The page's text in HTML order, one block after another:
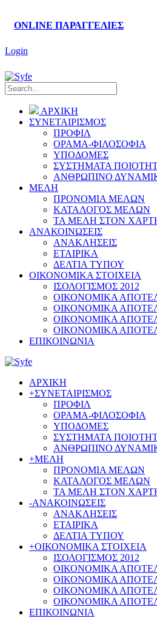
ONLINE ΠΑΡΑΓΓΕΛΙΕΣ
Login
ΑΡΧΙΚΗ
ΣΥΝΕΤΑΙΡΙΣΜΟΣ
ΠΡΟΦΙΛ
ΟΡΑΜΑ-ΦΙΛΟΣΟΦΙΑ
ΥΠΟΔΟΜΕΣ
ΣΥΣΤΗΜΑΤΑ
ΑΝΘΡΩΠΙΝΟ
ΜΕΛΗ
ΠΡΟΝΟΜΙΑ ΜΕΛΩΝ
ΚΑΤΑΛΟΓΟΣ ΜΕΛΩΝ
ΤΑ ΜΕΛΗ ΣΤΟΝ
ΑΝΑΚΟΙΝΩΣΕΙΣ
ΑΝΑΚΛΗΣΕΙΣ
ΕΤΑΙΡΙΚΑ
ΔΕΛΤΙΑ ΤΥΠΟΥ
ΟΙΚΟΝΟΜΙΚΑ ΣΤΟΙΧΕΙΑ
ΙΣΟΛΟΓΙΣΜΟΣ 2012
ΟΙΚΟΝΟΜΙΚΑ
ΟΙΚΟΝΟΜΙΚΑ
ΟΙΚΟΝΟΜΙΚΑ
ΟΙΚΟΝΟΜΙΚΑ
ΕΠΙΚΟΙΝΩΝΙΑ
ΑΡΧΙΚΗ
+ΣΥΝΕΤΑΙΡΙΣΜΟΣ
ΠΡΟΦΙΛ
ΟΡΑΜΑ-ΦΙΛΟΣΟΦΙΑ
ΥΠΟΔΟΜΕΣ
ΣΥΣΤΗΜΑΤΑ
ΑΝΘΡΩΠΙΝΟ
+ΜΕΛΗ
ΠΡΟΝΟΜΙΑ ΜΕΛΩΝ
ΚΑΤΑΛΟΓΟΣ ΜΕΛΩΝ
ΤΑ ΜΕΛΗ ΣΤΟΝ
-ΑΝΑΚΟΙΝΩΣΕΙΣ
ΑΝΑΚΛΗΣΕΙΣ
ΕΤΑΙΡΙΚΑ
ΔΕΛΤΙΑ ΤΥΠΟΥ
+ΟΙΚΟΝΟΜΙΚΑ ΣΤΟΙΧΕΙΑ
ΙΣΟΛΟΓΙΣΜΟΣ 2012
ΟΙΚΟΝΟΜΙΚΑ
ΟΙΚΟΝΟΜΙΚΑ
ΟΙΚΟΝΟΜΙΚΑ
ΟΙΚΟΝΟΜΙΚΑ
ΕΠΙΚΟΙΝΩΝΙΑ